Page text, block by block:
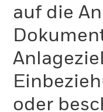
auf die
oder